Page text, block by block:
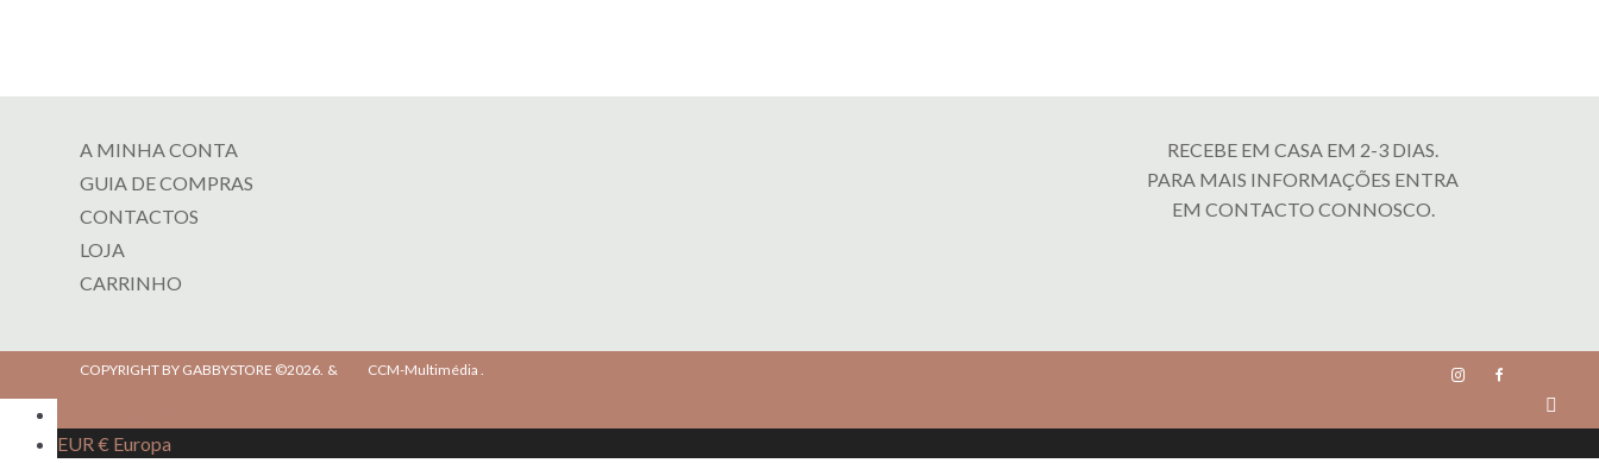
A MINHA CONTA
GUIA DE COMPRAS
CONTACTOS
LOJA
CARRINHO
RECEBE EM CASA EM 2-3 DIAS.
PARA MAIS INFORMAÇÕES ENTRA
EM CONTACTO CONNOSCO.
COPYRIGHT BY GABBYSTORE ©2026. & CCM-Multimédia .
EUR € Europa